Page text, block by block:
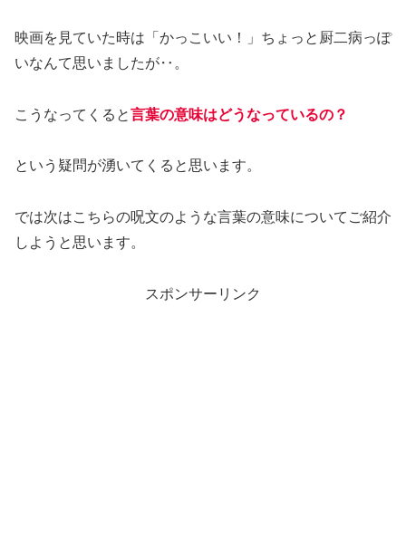
映画を見ていた時は「かっこいい！」ちょっと厨二病っぽ
いなんて思いましたが‥。
こうなってくると言葉の意味はどうなっているの？
という疑問が湧いてくると思います。
では次はこちらの呪文のような言葉の意味についてご紹介
しようと思います。
スポンサーリンク